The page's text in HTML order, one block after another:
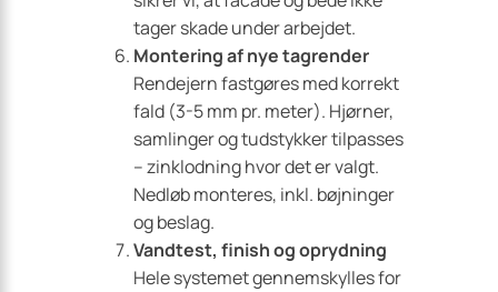
tager skade under arbejdet.
Montering af nye tagrender
Rendejern fastgøres med korrekt
fald (3-5 mm pr. meter). Hjørner,
samlinger og tudstykker tilpasses
– zinklodning hvor det er valgt.
Nedløb monteres, inkl. bøjninger
og beslag.
Vandtest, finish og oprydning
Hele systemet gennemskylles for